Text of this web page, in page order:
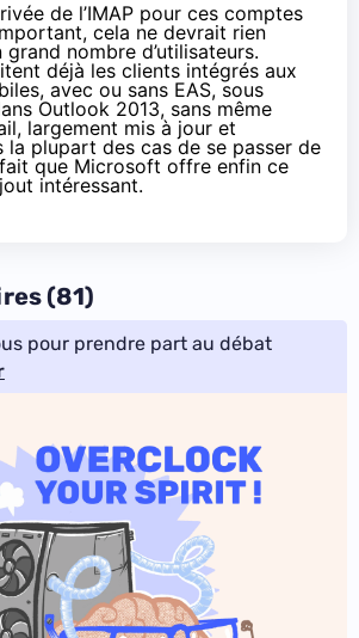
de l’IMAP pour ces comptes
cela ne devrait rien
nombre d’utilisateurs.
déjà les clients intégrés aux
avec ou sans EAS, sous
Outlook 2013, sans même
largement mis à jour et
la plupart des cas de se passer de
que Microsoft offre enfin ce
intéressant.
(81)
pour prendre part au débat